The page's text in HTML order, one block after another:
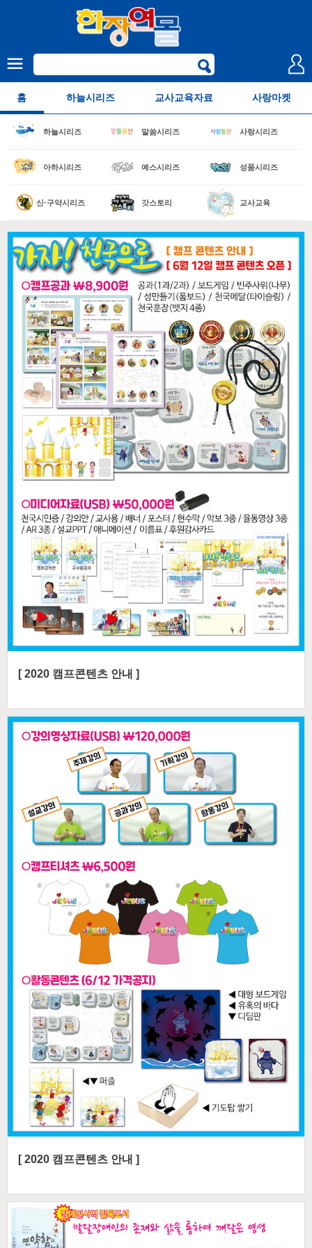
홈 하늘시리즈 교사교육자료 사랑마켓
하늘시리즈 말씀시리즈 사랑시리즈
아하시리즈 예스시리즈 성품시리즈
신·구약시리즈 갓스토리 교사교육
[ 2020 캠프콘텐츠 안내 ]
[ 2020 캠프콘텐츠 안내 ]